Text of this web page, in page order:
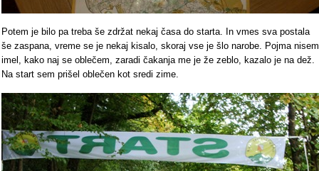
Potem je bilo pa treba še zdržat nekaj časa do starta. In vmes sva postala
še zaspana, vreme se je nekaj kisalo, skoraj vse je šlo narobe. Pojma nisem
imel, kako naj se oblečem, zaradi čakanja me je že zeblo, kazalo je na dež.
Na start sem prišel oblečen kot sredi zime.